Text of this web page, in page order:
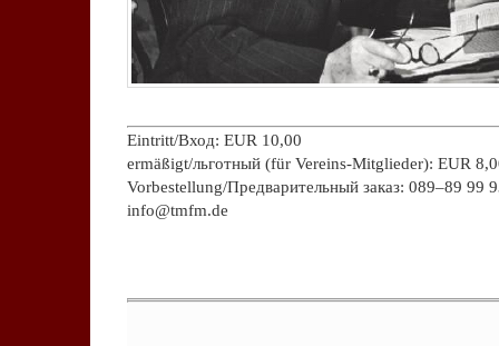
Eintritt/Вход: EUR 10,00
ermäßigt/льготный (für Vereins-Mitglieder): EUR
Vorbestellung/Предварительный заказ: 089–89 99
info@tmfm.de